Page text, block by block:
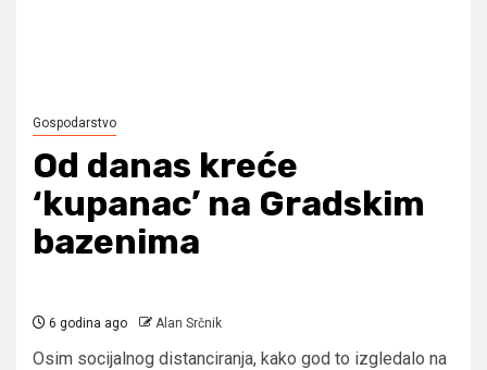
Gospodarstvo
Od danas kreće
‘kupanac’ na Gradskim
bazenima
6 godina ago Alan Srčnik
Osim socijalnog distanciranja, kako god to izgledalo na